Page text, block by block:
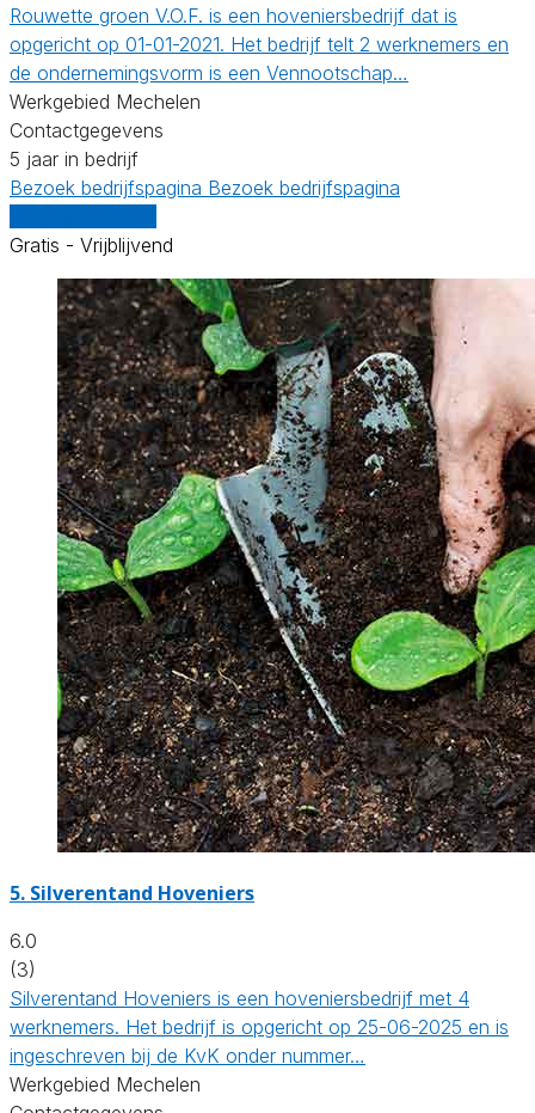
Rouwette groen V.O.F. is een hoveniersbedrijf dat is
opgericht op 01-01-2021. Het bedrijf telt 2 werknemers en
de ondernemingsvorm is een Vennootschap…
Werkgebied Mechelen
Contactgegevens
5 jaar in bedrijf
Bezoek bedrijfspagina Bezoek bedrijfspagina
Gratis - Vrijblijvend
5. Silverentand Hoveniers
6.0
(3)
Silverentand Hoveniers is een hoveniersbedrijf met 4
werknemers. Het bedrijf is opgericht op 25-06-2025 en is
ingeschreven bij de KvK onder nummer…
Werkgebied Mechelen